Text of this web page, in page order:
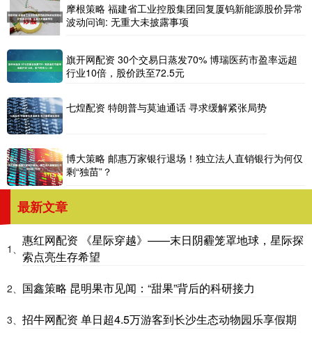
摩根策略 福建省工业控股集团回复厦钨新能源股价异常
波动问询: 无重大未披露事项
旗开网配资 30个交易日蒸发70% 博瑞医药市盈率远超
行业10倍，股价跌至72.5元
七煌配资 特朗普与莫迪通话 寻求缓解紧张局势
博大策略 邮惠万家银行退场！独立法人直销银行为何仅
剩“独苗”？
最新文章
1、
惠红网配资 《星际穿越》——末日阴霾笼罩地球，星际探
索点亮生存希望
2、 国鑫策略 昆明果市见闻：“甜果”背后的科研接力
3、 招牛网配资 单日超4.5万游客到长沙生态动物园乐享假期